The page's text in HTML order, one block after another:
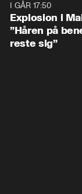
I GÅR 17:50
Explosion i
”Håren på
reste sig”